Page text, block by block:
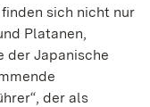
sich nicht nur
Platanen,
der Japanische
der als